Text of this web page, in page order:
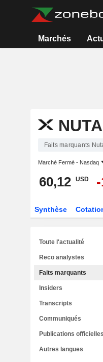
Marchés
Faits marquants
Marché Fermé - Nasdaq
60,12 USD
Synthèse
Toute l'actualité
Reco analystes
Faits marquants
Insiders
Transcripts
Communiqués
Publications officielles
Autres langues